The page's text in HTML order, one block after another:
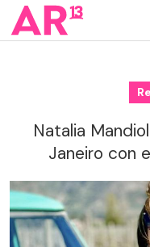
Natalia
Janeiro con